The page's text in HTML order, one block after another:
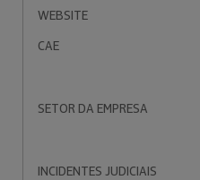
WEBSITE
CAE
SETOR DA EMPRESA
INCIDENTES JUDICIAIS